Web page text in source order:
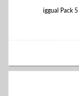
iggual Pack